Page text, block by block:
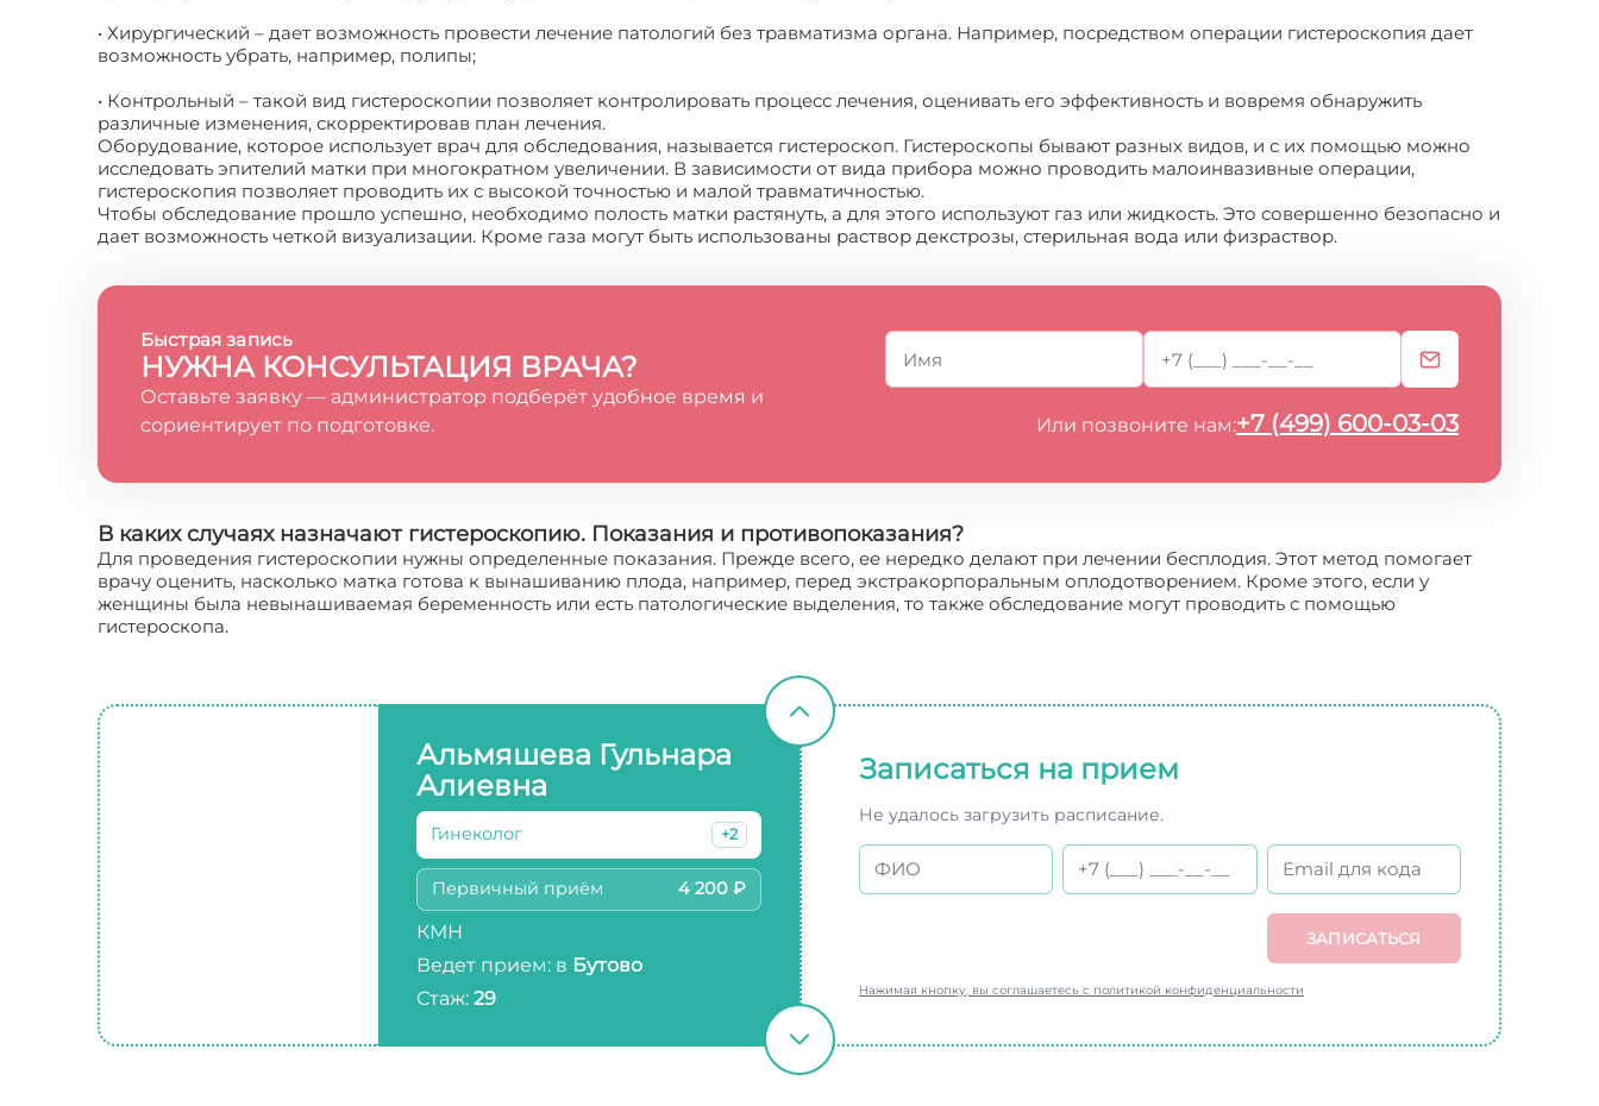
• Хирургический – дает возможность провести лечение патологий без травматизма органа. Например, посредством операции гистероскопия дает
возможность убрать, например, полипы;
• Контрольный – такой вид гистероскопии позволяет контролировать процесс лечения, оценивать его эффективность и вовремя обнаружить
различные изменения, скорректировав план лечения.
Оборудование, которое использует врач для обследования, называется гистероскоп. Гистероскопы бывают разных видов, и с их помощью можно
исследовать эпителий матки при многократном увеличении. В зависимости от вида прибора можно проводить малоинвазивные операции,
гистероскопия позволяет проводить их с высокой точностью и малой травматичностью.
Чтобы обследование прошло успешно, необходимо полость матки растянуть, а для этого используют газ или жидкость. Это совершенно безопасно и
дает возможность четкой визуализации. Кроме газа могут быть использованы раствор декстрозы, стерильная вода или физраствор.
Быстрая запись
НУЖНА КОНСУЛЬТАЦИЯ ВРАЧА?
Оставьте заявку — администратор подберёт удобное время и
сориентирует по подготовке.
Или позвоните нам:+7 (499) 600-03-03
В каких случаях назначают гистероскопию. Показания и противопоказания?
Для проведения гистероскопии нужны определенные показания. Прежде всего, ее нередко делают при лечении бесплодия. Этот метод помогает
врачу оценить, насколько матка готова к вынашиванию плода, например, перед экстракорпоральным оплодотворением. Кроме этого, если у
женщины была невынашиваемая беременность или есть патологические выделения, то также обследование могут проводить с помощью
гистероскопа.
Альмяшева Гульнара
Алиевна
Гинеколог +2
Первичный приём 4 200 ₽
КМН
Ведет прием: в Бутово
Стаж: 29
Записаться на прием
Не удалось загрузить расписание.
ЗАПИСАТЬСЯ
Нажимая кнопку, вы соглашаетесь с политикой конфиденциальности